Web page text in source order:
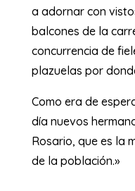
a adornar con
balcones de la
concurrencia de
plazuelas por
Como era de
día nuevos
Rosario, que es la
de la población.»